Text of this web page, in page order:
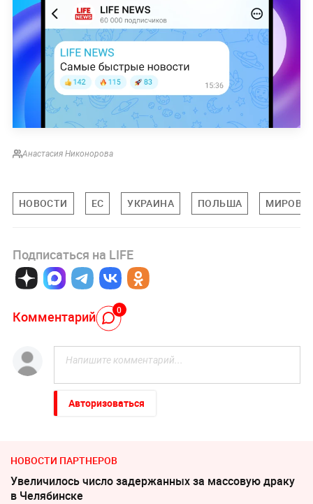
Анастасия Никонорова
НОВОСТИ ЕС УКРАИНА ПОЛЬША
Подписаться на LIFE
Комментарий 0
Авторизоваться
НОВОСТИ ПАРТНЕРОВ
Увеличилось число задержанных за массовую драку
в Челябинске